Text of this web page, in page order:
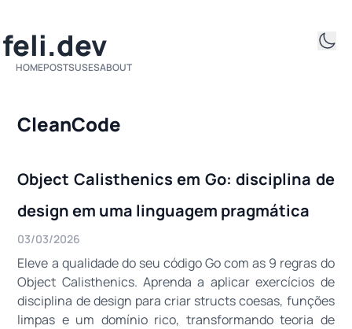
HOMEPOSTSUSESABOUT
CleanCode
Object Calisthenics em Go: disciplina de
design em uma linguagem pragmática
03/03/2026
Eleve a qualidade do seu código Go com as 9 regras do
Object Calisthenics. Aprenda a aplicar exercícios de
disciplina de design para criar structs coesas, funções
limpas e um domínio rico, transformando teoria de